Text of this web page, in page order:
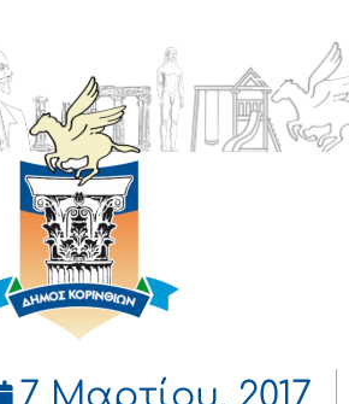
7 Μαρτίου, 2017